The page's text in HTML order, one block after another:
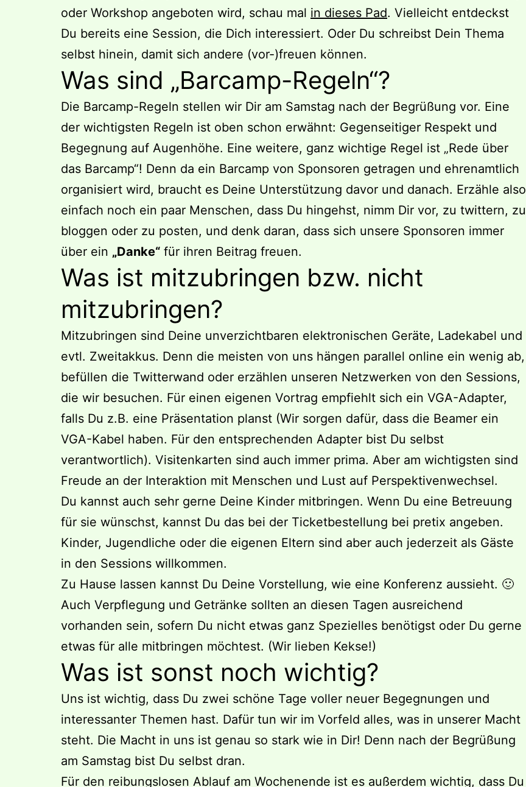
oder Workshop angeboten wird, schau mal in dieses Pad. Vielleicht entdeckst
Du bereits eine Session, die Dich interessiert. Oder Du schreibst Dein Thema
selbst hinein, damit sich andere (vor-)freuen können.
Was sind „Barcamp-Regeln“?
Die Barcamp-Regeln stellen wir Dir am Samstag nach der Begrüßung vor. Eine
der wichtigsten Regeln ist oben schon erwähnt: Gegenseitiger Respekt und
Begegnung auf Augenhöhe. Eine weitere, ganz wichtige Regel ist „Rede über
das Barcamp“! Denn da ein Barcamp von Sponsoren getragen und ehrenamtlich
organisiert wird, braucht es Deine Unterstützung davor und danach. Erzähle also
einfach noch ein paar Menschen, dass Du hingehst, nimm Dir vor, zu twittern, zu
bloggen oder zu posten, und denk daran, dass sich unsere Sponsoren immer
über ein „Danke“ für ihren Beitrag freuen.
Was ist mitzubringen bzw. nicht
mitzubringen?
Mitzubringen sind Deine unverzichtbaren elektronischen Geräte, Ladekabel und
evtl. Zweitakkus. Denn die meisten von uns hängen parallel online ein wenig ab,
befüllen die Twitterwand oder erzählen unseren Netzwerken von den Sessions,
die wir besuchen. Für einen eigenen Vortrag empfiehlt sich ein VGA-Adapter,
falls Du z.B. eine Präsentation planst (Wir sorgen dafür, dass die Beamer ein
VGA-Kabel haben. Für den entsprechenden Adapter bist Du selbst
verantwortlich). Visitenkarten sind auch immer prima. Aber am wichtigsten sind
Freude an der Interaktion mit Menschen und Lust auf Perspektivenwechsel.
Du kannst auch sehr gerne Deine Kinder mitbringen. Wenn Du eine Betreuung
für sie wünschst, kannst Du das bei der Ticketbestellung bei pretix angeben.
Kinder, Jugendliche oder die eigenen Eltern sind aber auch jederzeit als Gäste
in den Sessions willkommen.
Zu Hause lassen kannst Du Deine Vorstellung, wie eine Konferenz aussieht. 🙂
Auch Verpflegung und Getränke sollten an diesen Tagen ausreichend
vorhanden sein, sofern Du nicht etwas ganz Spezielles benötigst oder Du gerne
etwas für alle mitbringen möchtest. (Wir lieben Kekse!)
Was ist sonst noch wichtig?
Uns ist wichtig, dass Du zwei schöne Tage voller neuer Begegnungen und
interessanter Themen hast. Dafür tun wir im Vorfeld alles, was in unserer Macht
steht. Die Macht in uns ist genau so stark wie in Dir! Denn nach der Begrüßung
am Samstag bist Du selbst dran.
Für den reibungslosen Ablauf am Wochenende ist es außerdem wichtig, dass Du